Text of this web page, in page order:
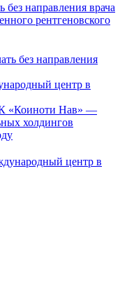
направления врача
рентгеновского
центр в
«Коиноти Нав» —
холдингов